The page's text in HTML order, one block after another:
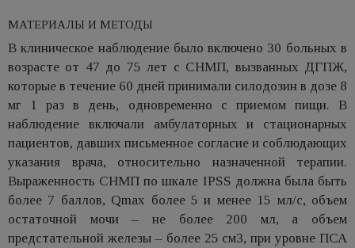
МАТЕРИАЛЫ И МЕТОДЫ
В клиническое наблюдение было включено 30 больных в
возрасте от 47 до 75 лет с СНМП, вызванных ДГПЖ,
которые в течение 60 дней принимали силодозин в дозе 8
мг 1 раз в день, одновременно с приемом пищи. В
наблюдение включали амбулаторных и стационарных
пациентов, давших письменное согласие и соблюдающих
указания врача, относительно назначенной терапии.
Выраженность СНМП по шкале IPSS должна была быть
более 7 баллов, Qmax более 5 и менее 15 мл/с, объем
остаточной мочи – не более 200 мл, а объем
предстательной железы – более 25 см3, при уровне ПСА